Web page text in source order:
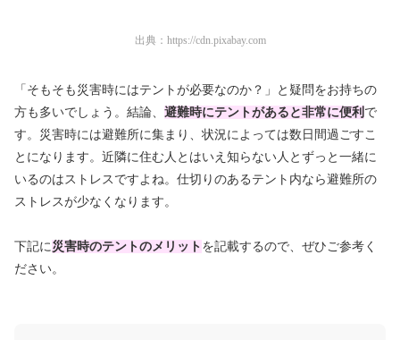
出典： https://cdn.pixabay.com
「そもそも災害時にはテントが必要なのか？」と疑問をお持ちの
方も多いでしょう。結論、 避難時にテントがあると非常に便利 で
す。災害時には避難所に集まり、状況によっては数日間過ごすこ
とになります。近隣に住む人とはいえ知らない人とずっと一緒に
いるのはストレスですよね。仕切りのあるテント内なら避難所の
ストレスが少なくなります。
下記に 災害時のテントのメリット を記載するので、ぜひご参考く
ださい。